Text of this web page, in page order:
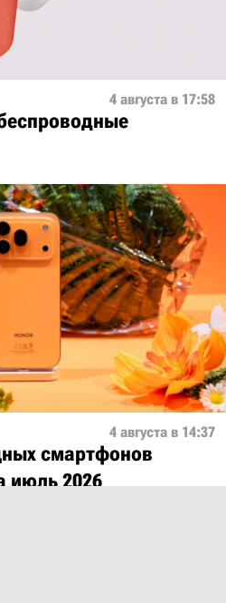
4 августа в 17:58
4 августа в 14:37
смартфонов
июль 2026